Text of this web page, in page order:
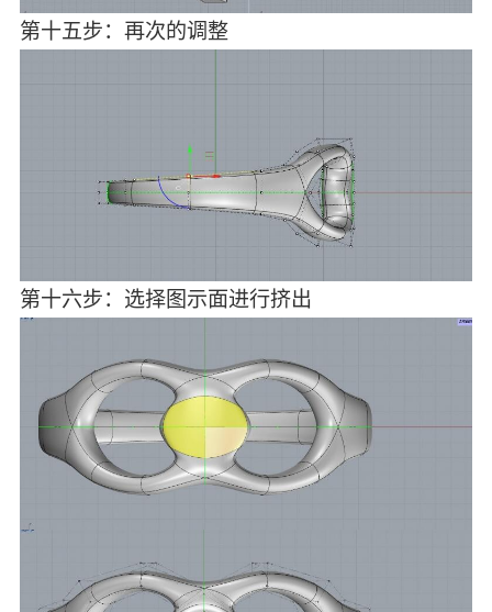
第十五步：再次的调整
第十六步：选择图示面进行挤出